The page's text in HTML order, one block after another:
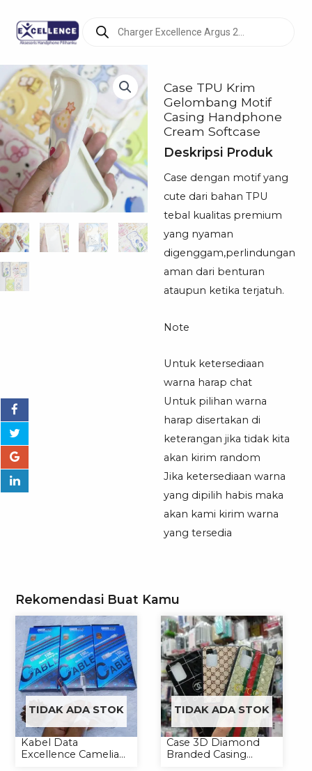
search
Case TPU Krim
Gelombang Motif
Casing Handphone
Cream Softcase
Deskripsi Produk
Case dengan motif yang
cute dari bahan TPU
tebal kualitas premium
yang nyaman
digenggam,perlindungan
aman dari benturan
ataupun ketika terjatuh.
Note
Untuk ketersediaan
warna harap chat
Untuk pilihan warna
harap disertakan di
keterangan jika tidak kita
akan kirim random
Jika ketersediaan warna
yang dipilih habis maka
akan kami kirim warna
yang tersedia
Rekomendasi Buat Kamu
TIDAK ADA STOK
Kabel Data
Excellence Camelia
TIDAK ADA STOK
Case 3D Diamond
Branded Casing